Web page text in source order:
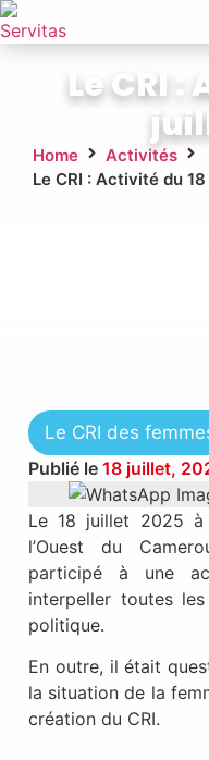
Le CRI :
Home
Activités
Le CRI : Activité du
Le CRI des
Publié le 18 juillet,
Le 18 juillet 2025 à
l’Ouest du
participé à une
interpeller toutes
politique.
En outre, il était
la situation de la
création du CRI.